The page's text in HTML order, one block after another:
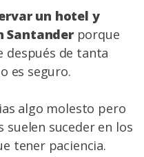
un hotel y
Santanderporque
después de tanta
es seguro.
algo molesto pero
suelen suceder en los
tener paciencia.